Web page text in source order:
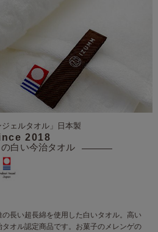
白い今治タオル
ェルタオル」 日本製
2018
長い超長綿を使用した白いタオル。高い
オル認定商品です。お菓子のメレンゲの